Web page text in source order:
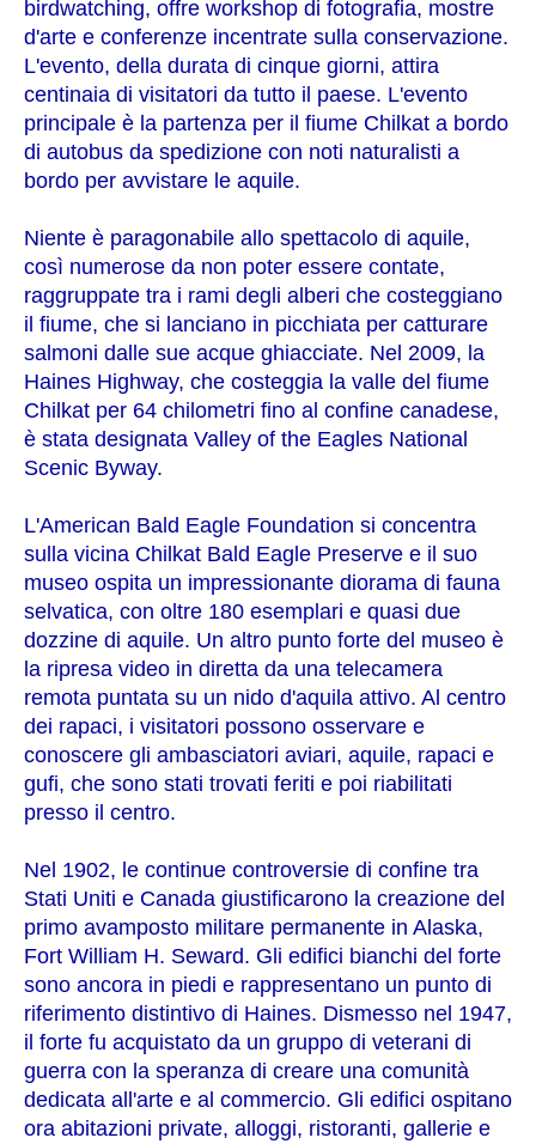
birdwatching, offre workshop di fotografia, mostre
d'arte e conferenze incentrate sulla conservazione.
L'evento, della durata di cinque giorni, attira
centinaia di visitatori da tutto il paese. L'evento
principale è la partenza per il fiume Chilkat a bordo
di autobus da spedizione con noti naturalisti a
bordo per avvistare le aquile.
Niente è paragonabile allo spettacolo di aquile,
così numerose da non poter essere contate,
raggruppate tra i rami degli alberi che costeggiano
il fiume, che si lanciano in picchiata per catturare
salmoni dalle sue acque ghiacciate. Nel 2009, la
Haines Highway, che costeggia la valle del fiume
Chilkat per 64 chilometri fino al confine canadese,
è stata designata Valley of the Eagles National
Scenic Byway.
L'American Bald Eagle Foundation si concentra
sulla vicina Chilkat Bald Eagle Preserve e il suo
museo ospita un impressionante diorama di fauna
selvatica, con oltre 180 esemplari e quasi due
dozzine di aquile. Un altro punto forte del museo è
la ripresa video in diretta da una telecamera
remota puntata su un nido d'aquila attivo. Al centro
dei rapaci, i visitatori possono osservare e
conoscere gli ambasciatori aviari, aquile, rapaci e
gufi, che sono stati trovati feriti e poi riabilitati
presso il centro.
Nel 1902, le continue controversie di confine tra
Stati Uniti e Canada giustificarono la creazione del
primo avamposto militare permanente in Alaska,
Fort William H. Seward. Gli edifici bianchi del forte
sono ancora in piedi e rappresentano un punto di
riferimento distintivo di Haines. Dismesso nel 1947,
il forte fu acquistato da un gruppo di veterani di
guerra con la speranza di creare una comunità
dedicata all'arte e al commercio. Gli edifici ospitano
ora abitazioni private, alloggi, ristoranti, gallerie e